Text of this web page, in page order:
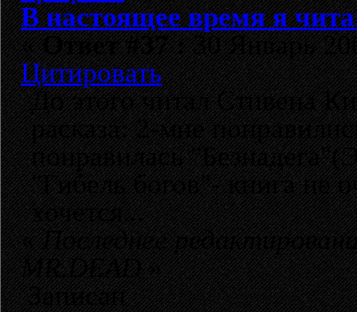
В настоящее время я
«Ответ #37 :30 Январь
Цитировать
До этого читал Стивена
расказа: 2-мне
понравилась
"Гибель богов"- книга не
хочется...
«Последнее
MR.DEAD»
Записан